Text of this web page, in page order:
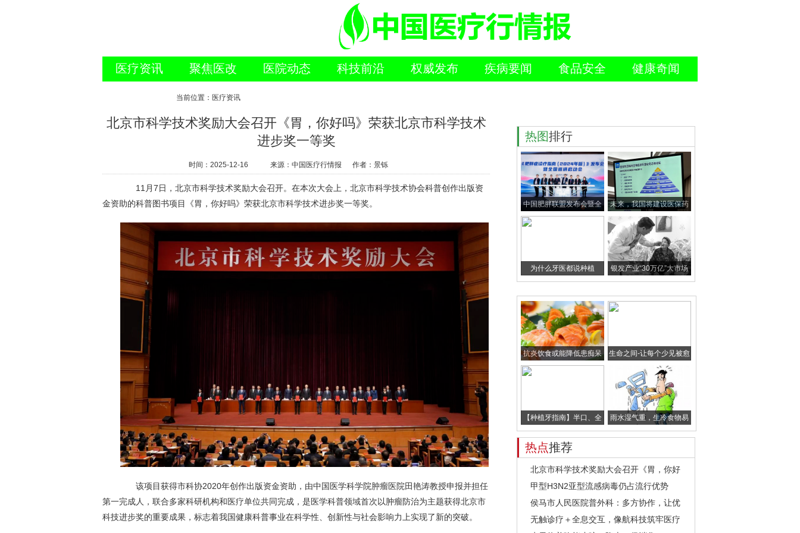
医疗资讯 聚焦医改 医院动态 科技前沿 权威发布 疾病要闻 食品安全
健康奇闻
当前位置：医疗资讯
北京市科学技术奖励大会召开《胃，你好吗》荣获北京市科学技术
进步奖一等奖
时间： 2025-12-16 来源：中国医疗行情报 作者：景铄
11月7日，北京市科学技术奖励大会召开。在本次大会上，北京市科学技术协会科普创作出版资
金资助的科普图书项目《胃，你好吗》荣获北京市科学技术进步奖一等奖。
该项目获得市科协2020年创作出版资金资助，由中国医学科学院肿瘤医院田艳涛教授申报并担任
第一完成人，联合多家科研机构和医疗单位共同完成，是医学科普领域首次以肿瘤防治为主题获得北京市
科技进步奖的重要成果，标志着我国健康科普事业在科学性、创新性与社会影响力上实现了新的突破。
热图排行
中国肥胖联盟发布会暨全
国巡讲启动会在北京
未来，我国将建设医保药
品耗材追溯信息采集
为什么牙医都说种植
牙“好”？Camlog
银发产业“30万亿”大市场
如何撬动
抗炎饮食或能降低患痴呆
症几率
生命之间-让每个少见被愈
见”首部精准靶
【种植牙指南】半口、全
口种植牙误区知多少
雨水湿气重，生冷食物易
伤脾阳。
热点推荐
北京市科学技术奖励大会召开《胃，你好
甲型H3N2亚型流感病毒仍占流行优势
侯马市人民医院普外科：多方协作，让优
无触诊疗＋全息交互，像航科技筑牢医疗